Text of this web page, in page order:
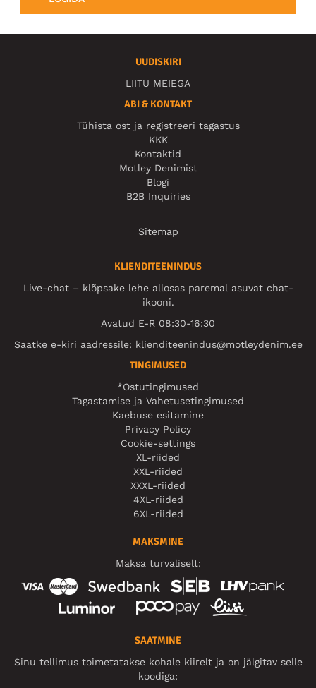
UUDISKIRI
LIITU MEIEGA
ABI & KONTAKT
Tühista ost ja registreeri tagastus
KKK
Kontaktid
Motley Denimist
Blogi
B2B Inquiries
Sitemap
KLIENDITEENINDUS
Live-chat – klõpsake lehe allosas paremal asuvat chat-
ikooni.
Avatud E-R 08:30-16:30
Saatke e-kiri aadressile: klienditeenindus@motleydenim.ee
TINGIMUSED
*Ostutingimused
Tagastamise ja Vahetusetingimused
Kaebuse esitamine
Privacy Policy
Cookie-settings
XL-riided
XXL-riided
XXXL-riided
4XL-riided
6XL-riided
MAKSMINE
Maksa turvaliselt:
SAATMINE
Sinu tellimus toimetatakse kohale kiirelt ja on jälgitav selle
koodiga: